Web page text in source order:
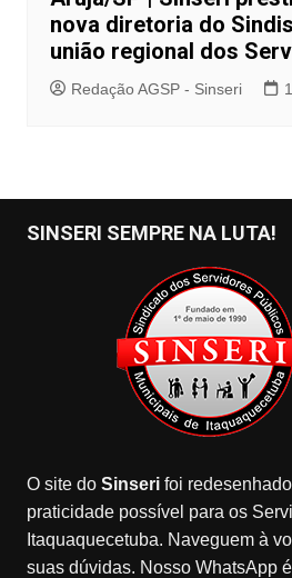
nova diretoria do
união regional dos
Redação AGSP - Sinseri
SINSERI SEMPRE NA LUTA!
O site do Sinserifoi
praticidade possível para os
Itaquaquecetuba. Naveguem à
suas dúvidas. Nosso WhatsApp